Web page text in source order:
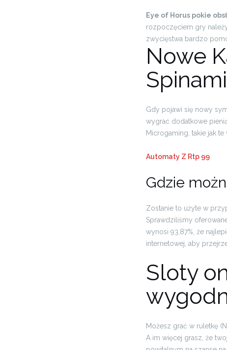
Eye of Horus pokie
rozpoczęciem gry
zwycięstwa bardzo
Nowe
Spinami
Gdy pojawi się nowy
wygrać dodatkowe
Microgaming, takie jak
Automaty Z Rtp 99
Gdzie
Zostanie to użyte w
Sprawdziliśmy
wynosi 93,87%, że
internetowej, aby
Sloty
Możesz grać w ruletkę
A im więcej grasz, że